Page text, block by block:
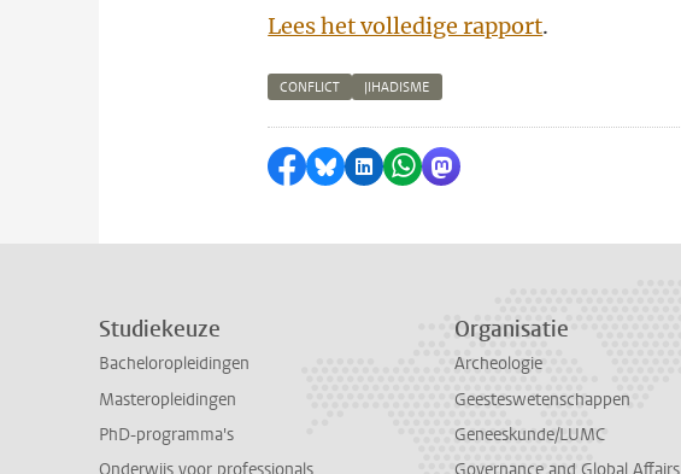
Lees het volledige rapport.
CONFLICT JIHADISME
Delen op Facebook
Delen via Bluesky
Delen op LinkedIn
Delen via WhatsApp
Delen via Mastodon
Studiekeuze
Bacheloropleidingen
Masteropleidingen
PhD-programma's
Organisatie
Archeologie
Geesteswetenschappen
Geneeskunde/LUMC